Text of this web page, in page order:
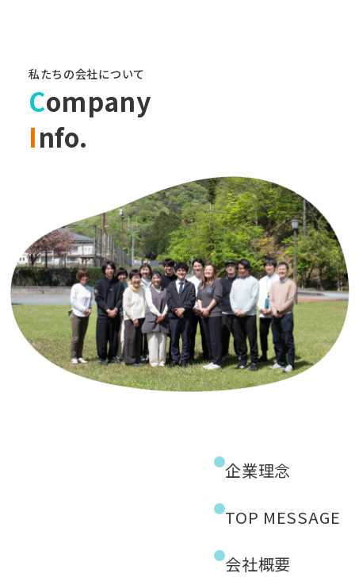
私たちの会社について
Company
Info.
企業理念
TOP MESSAGE
会社概要